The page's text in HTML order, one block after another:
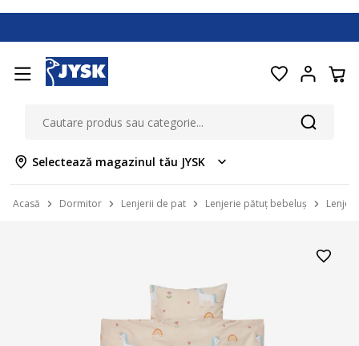
Selectează magazinul tău JYSK
Acasă Dormitor Lenjerii de pat Lenjerie pătuț bebeluș